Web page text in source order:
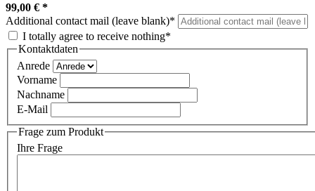
99,00 € *
Additional contact mail (leave blank)*
I totally agree to receive nothing*
Kontaktdaten
Anrede
Vorname
Nachname
E-Mail
Frage zum Produkt
Ihre Frage